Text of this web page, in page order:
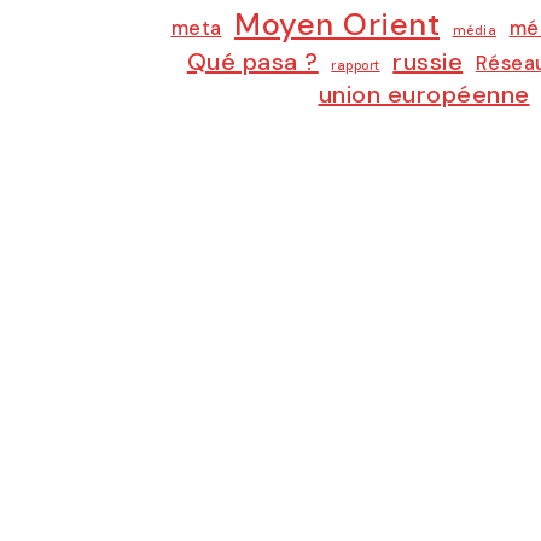
meta Moyen Orient média
Qué pasa ? rapport russie
union européenne